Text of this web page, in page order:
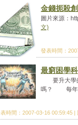
金錢扼殺
圖片來源：
文)
發表時間：
最窮困學科
要升大學的
嗎？ 每年這
時間：2007-03-16 00:59:45 |